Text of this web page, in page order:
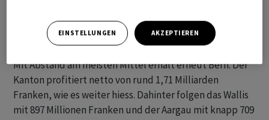
Millionen Franken und Zürich mit 369 Millionen Franken,
so der Bericht.
Mit Abstand am meisten Mittel erhält erneut Bern. Der
Kanton profitiert netto von rund 1,71 Milliarden
Franken, wie es weiter hiess. Dahinter folgen das Wallis
mit 897 Millionen Franken und der Aargau mit knapp 709
EINSTELLUNGEN AKZEPTIEREN